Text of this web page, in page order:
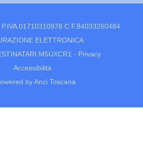
01710310978 C.F.84033260484
ELETTRONICA
M5UXCR1 - Privacy
Accessibilità
by Anci Toscana